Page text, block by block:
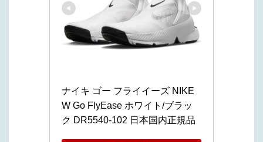
ナイキ ゴー フライイーズ NIKE
W Go FlyEase ホワイト/ブラッ
ク DR5540-102 日本国内正規品